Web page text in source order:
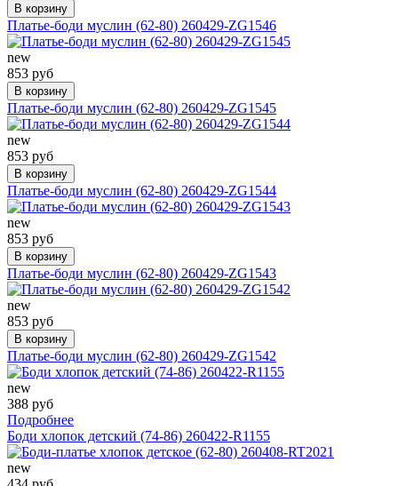
В корзину
Платье-боди муслин (62-80) 260429-ZG1546
new
853 руб
В корзину
Платье-боди муслин (62-80) 260429-ZG1545
new
853 руб
В корзину
Платье-боди муслин (62-80) 260429-ZG1544
new
853 руб
В корзину
Платье-боди муслин (62-80) 260429-ZG1543
new
853 руб
В корзину
Платье-боди муслин (62-80) 260429-ZG1542
new
388 руб
Подробнее
Боди хлопок детский (74-86) 260422-R1155
new